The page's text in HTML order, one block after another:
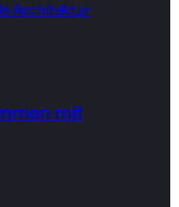
Architektur
mit